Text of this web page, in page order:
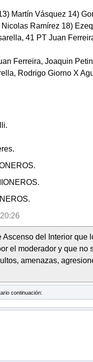
Martín Vásquez 14)
Ramírez 18)
41 PT Juan
Ferreira, Joaquin
Rodrigo Giorno X
del Interior que
el moderador y que no
amenazas,
continuación: